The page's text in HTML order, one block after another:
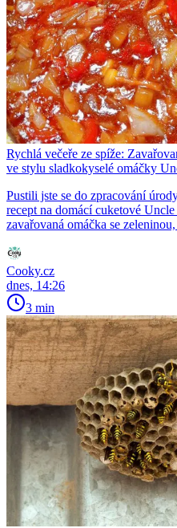
Rychlá večeře ze spíže:
ve stylu sladkokyselé omáčky
Pustili jste se do zpracování
recept na domácí cuketové
zavařovaná omáčka se
Cooky.cz
dnes, 14:26
3 min